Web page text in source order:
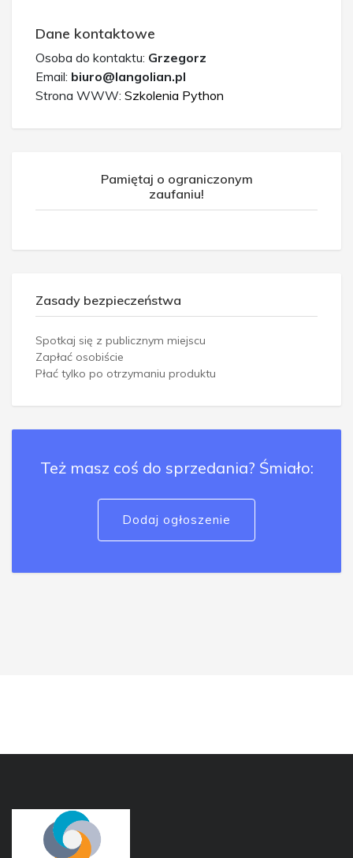
Dane kontaktowe
Osoba do kontaktu: Grzegorz
Email: biuro@langolian.pl
Strona WWW: Szkolenia Python
Pamiętaj o ograniczonym
zaufaniu!
Zasady bezpieczeństwa
Spotkaj się z publicznym miejscu
Zapłać osobiście
Płać tylko po otrzymaniu produktu
Też masz coś do sprzedania? Śmiało:
Dodaj ogłoszenie